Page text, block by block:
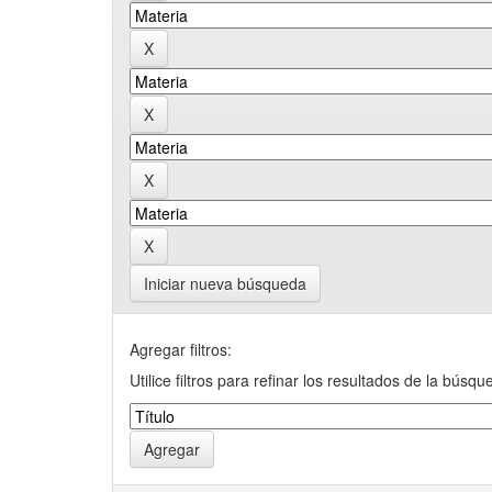
Iniciar nueva búsqueda
Agregar filtros:
Utilice filtros para refinar los resultados de la